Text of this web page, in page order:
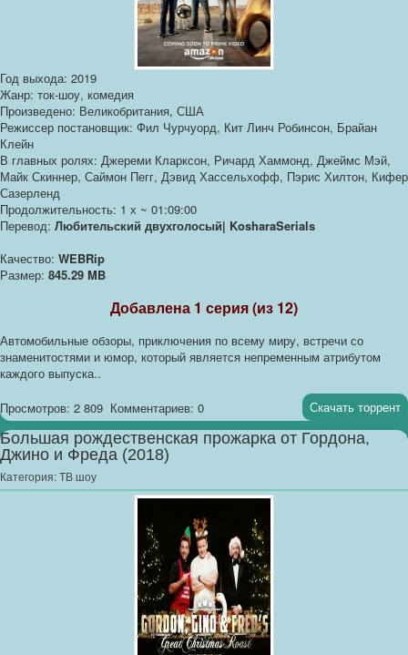
Год выхода: 2019
Жанр: ток-шоу, комедия
Произведено: Великобритания, США
Режиссер постановщик: Фил Чурчуорд, Кит Линч Робинсон, Брайан
Клейн
В главных ролях: Джереми Кларксон, Ричард Хаммонд, Джеймс Мэй,
Майк Скиннер, Саймон Пегг, Дэвид Хассельхофф, Пэрис Хилтон, Кифер
Сазерленд
Продолжительность: 1 х ~ 01:09:00
Перевод: Любительский двухголосый| KosharaSerials
Качество: WEBRip
Размер: 845.29 MB
Добавлена 1 серия (из 12)
Автомобильные обзоры, приключения по всему миру, встречи со
знаменитостями и юмор, который является непременным атрибутом
каждого выпуска..
Просмотров: 2 809 Комментариев: 0 Скачать торрент
Большая рождественская прожарка от Гордона,
Джино и Фреда (2018)
Категория:ТВ шоу